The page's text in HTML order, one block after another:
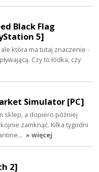
Black Flag
5]
która ma tutaj znaczenie -
Czy to łódka, czy
Simulator [PC]
sklep, a dopiero później
zamknąć. Kilka tygodni
» więcej
2]